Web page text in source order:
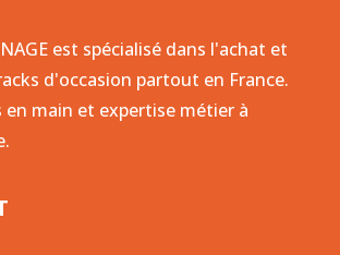
est spécialisé dans l'achat et
d'occasion partout en France.
en main et expertise métier à